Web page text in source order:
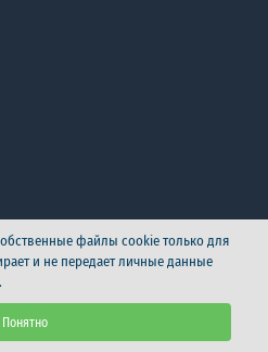
2026
Логотип
файлы cookie только для
и не передает личные данные
Понятно